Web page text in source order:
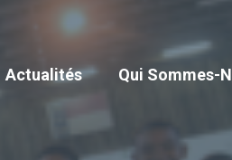
Actualités Qui Sommes-